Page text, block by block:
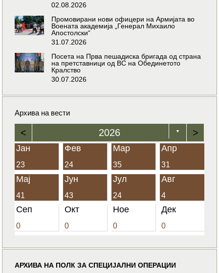
02.08.2026
Промовирани нови офицери на Армијата во
Воената академија „Генерал Михаило
Апостолски“
31.07.2026
Посета на Прва пешадиска бригада од страна
на претставници од ВС на Обединетото
Кралство
30.07.2026
Архива на вести
< 2026 ▼ >
Јан
23
Фев
24
Мар
35
Апр
31
Мај
41
Јун
43
Јул
24
Авг
4
Сеп
0
Окт
0
Ное
0
Дек
0
АРХИВА НА ПОЛК ЗА СПЕЦИЈАЛНИ ОПЕРАЦИИ